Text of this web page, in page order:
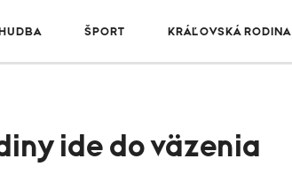
HUDBA ŠPORT KRÁĽOVSKÁ RODINA
ide do väzenia